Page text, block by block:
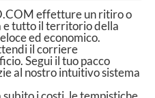
effetture un ritiro o
e tutto il territorio della
ed economico.
il corriere
Segui il tuo pacco
al nostro intuitivo sistema